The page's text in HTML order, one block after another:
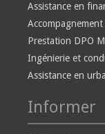
Assistance en
Prestation DPO
Ingénierie et
Assistance en
Informer